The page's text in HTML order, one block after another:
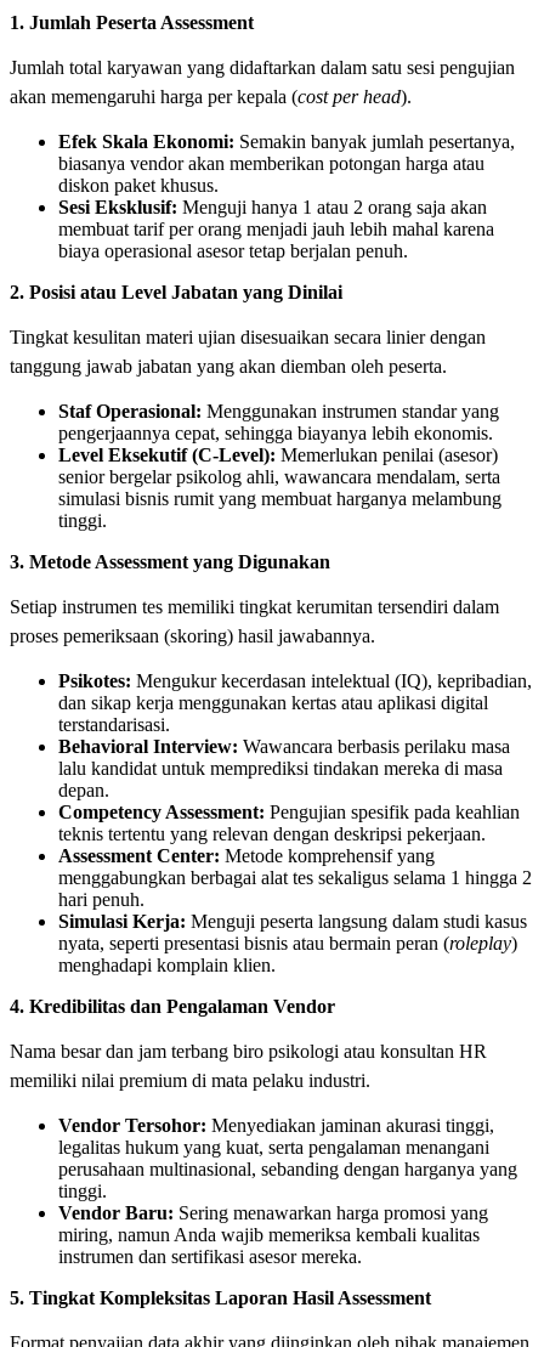
1. Jumlah Peserta Assessment
Jumlah total karyawan yang didaftarkan dalam satu sesi pengujian
akan memengaruhi harga per kepala (cost per head).
Efek Skala Ekonomi: Semakin banyak jumlah pesertanya,
biasanya vendor akan memberikan potongan harga atau
diskon paket khusus.
Sesi Eksklusif: Menguji hanya 1 atau 2 orang saja akan
membuat tarif per orang menjadi jauh lebih mahal karena
biaya operasional asesor tetap berjalan penuh.
2. Posisi atau Level Jabatan yang Dinilai
Tingkat kesulitan materi ujian disesuaikan secara linier dengan
tanggung jawab jabatan yang akan diemban oleh peserta.
Staf Operasional: Menggunakan instrumen standar yang
pengerjaannya cepat, sehingga biayanya lebih ekonomis.
Level Eksekutif (C-Level): Memerlukan penilai (asesor)
senior bergelar psikolog ahli, wawancara mendalam, serta
simulasi bisnis rumit yang membuat harganya melambung
tinggi.
3. Metode Assessment yang Digunakan
Setiap instrumen tes memiliki tingkat kerumitan tersendiri dalam
proses pemeriksaan (skoring) hasil jawabannya.
Psikotes: Mengukur kecerdasan intelektual (IQ), kepribadian,
dan sikap kerja menggunakan kertas atau aplikasi digital
terstandarisasi.
Behavioral Interview: Wawancara berbasis perilaku masa
lalu kandidat untuk memprediksi tindakan mereka di masa
depan.
Competency Assessment: Pengujian spesifik pada keahlian
teknis tertentu yang relevan dengan deskripsi pekerjaan.
Assessment Center: Metode komprehensif yang
menggabungkan berbagai alat tes sekaligus selama 1 hingga 2
hari penuh.
Simulasi Kerja: Menguji peserta langsung dalam studi kasus
nyata, seperti presentasi bisnis atau bermain peran (roleplay)
menghadapi komplain klien.
4. Kredibilitas dan Pengalaman Vendor
Nama besar dan jam terbang biro psikologi atau konsultan HR
memiliki nilai premium di mata pelaku industri.
Vendor Tersohor: Menyediakan jaminan akurasi tinggi,
legalitas hukum yang kuat, serta pengalaman menangani
perusahaan multinasional, sebanding dengan harganya yang
tinggi.
Vendor Baru: Sering menawarkan harga promosi yang
miring, namun Anda wajib memeriksa kembali kualitas
instrumen dan sertifikasi asesor mereka.
5. Tingkat Kompleksitas Laporan Hasil Assessment
Format penyajian data akhir yang diinginkan oleh pihak manajemen